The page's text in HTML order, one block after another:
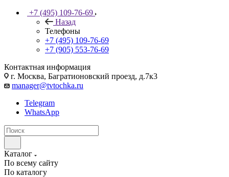
+7 (495) 109-76-69
Назад
Телефоны
+7 (495) 109-76-69
+7 (905) 553-76-69
Контактная информация
г. Москва, Багратионовский проезд, д.7к3
manager@tvtochka.ru
Telegram
WhatsApp
Каталог
По всему сайту
По каталогу